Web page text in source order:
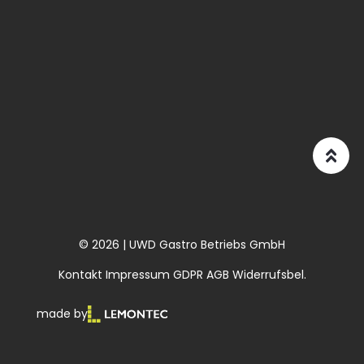
© 2026 | UWD Gastro Betriebs GmbH
Kontakt Impressum GDPR AGB Widerrufsbel.
made by